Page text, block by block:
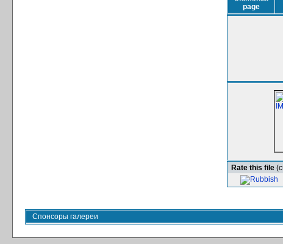
Rate this file
Спонсоры галереи